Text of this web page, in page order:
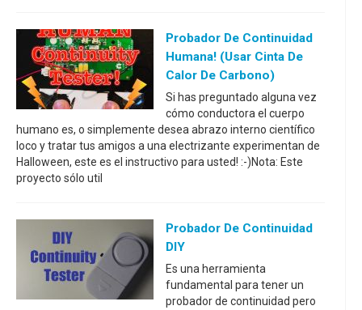
Probador De Continuidad
Humana! (Usar Cinta De
Calor De Carbono)
Si has preguntado alguna vez
cómo conductora el cuerpo
humano es, o simplemente desea abrazo interno científico
loco y tratar tus amigos a una electrizante experimentan de
Halloween, este es el instructivo para usted! :-)Nota: Este
proyecto sólo util
Probador De Continuidad
DIY
Es una herramienta
fundamental para tener un
probador de continuidad pero